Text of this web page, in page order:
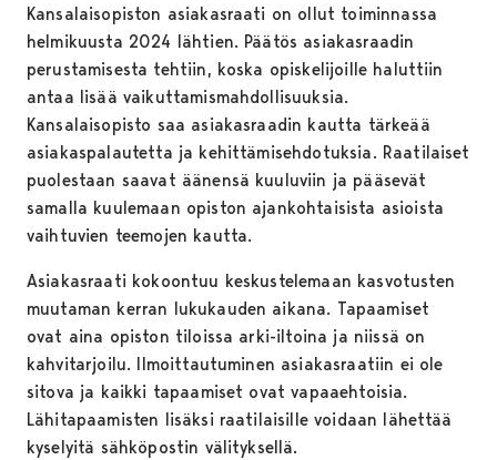
Kansalaisopiston asiakasraati on ollut toiminnassa
helmikuusta 2024 lähtien. Päätös asiakasraadin
perustamisesta tehtiin, koska opiskelijoille haluttiin
antaa lisää vaikuttamismahdollisuuksia.
Kansalaisopisto saa asiakasraadin kautta tärkeää
asiakaspalautetta ja kehittämisehdotuksia. Raatilaiset
puolestaan saavat äänensä kuuluviin ja pääsevät
samalla kuulemaan opiston ajankohtaisista asioista
vaihtuvien teemojen kautta.
Asiakasraati kokoontuu keskustelemaan kasvotusten
muutaman kerran lukukauden aikana. Tapaamiset
ovat aina opiston tiloissa arki-iltoina ja niissä on
kahvitarjoilu. Ilmoittautuminen asiakasraatiin ei ole
sitova ja kaikki tapaamiset ovat vapaaehtoisia.
Lähitapaamisten lisäksi raatilaisille voidaan lähettää
kyselyitä sähköpostin välityksellä.